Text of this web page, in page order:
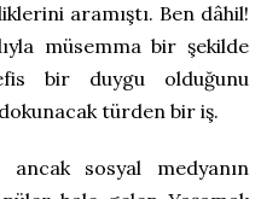
aramıştı. Ben dâhil!
müsemma bir şekilde
bir duygu olduğunu
türden bir iş.
ancak sosyal medyanın